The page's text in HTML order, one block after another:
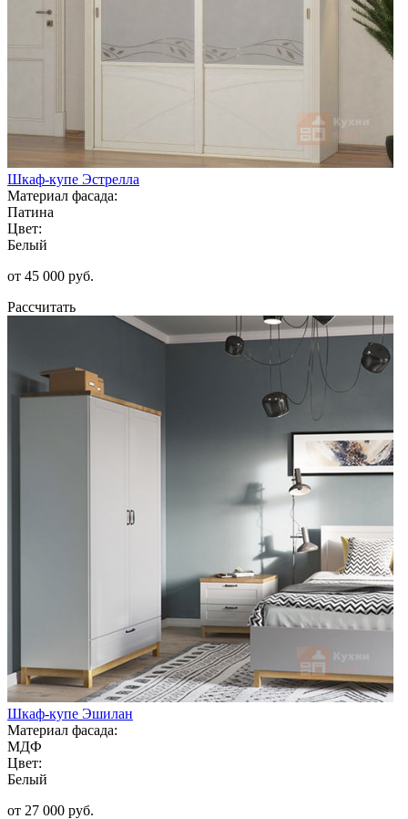
Шкаф-купе Эстрелла
Материал фасада:
Патина
Цвет:
Белый
от 45 000 руб.
Рассчитать
Шкаф-купе Эшилан
Материал фасада:
МДФ
Цвет:
Белый
от 27 000 руб.